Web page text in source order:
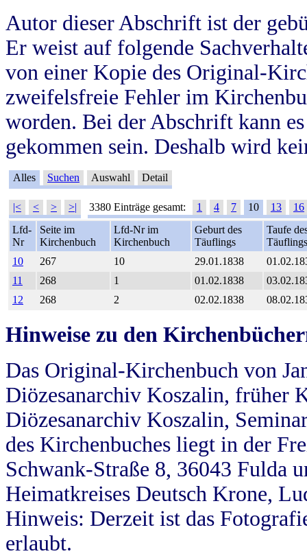
Autor dieser Abschrift ist der
Er weist auf folgende
von einer Kopie des Original-
zweifelsfreie Fehler im
worden. Bei der Abschrift kann
gekommen sein. Deshalb wird
Alles Suchen Auswahl Detail
|< < > >| 3380 Einträge gesamt: 1 4 7 10 13
16
Lfd-
Nr
Seite im
Kirchenbuch
Lfd-Nr im
Kirchenbuch
Geburt des
Täuflings
Taufe
Täuflings
10
267 10 29.01.1838
11
268 1 01.02.1838
12
268 2 02.02.1838
Hinweise zu den
Das Original-Kirchenbuch von
Diözesanarchiv Koszalin, früher
Diözesanarchiv Koszalin,
des Kirchenbuches liegt in der
Schwank-Straße 8, 36043 Fulda
Heimatkreises Deutsch Krone,
Hinweis: Derzeit ist das
erlaubt.